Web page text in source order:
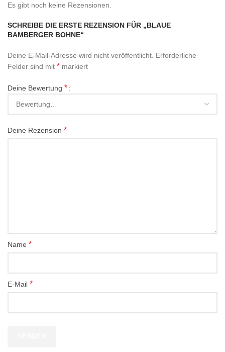
Es gibt noch keine Rezensionen.
SCHREIBE DIE ERSTE REZENSION FÜR „BLAUE
BAMBERGER BOHNE“
Deine E-Mail-Adresse wird nicht veröffentlicht. Erforderliche
Felder sind mit * markiert
Deine Bewertung *
Deine Rezension *
Name *
E-Mail *